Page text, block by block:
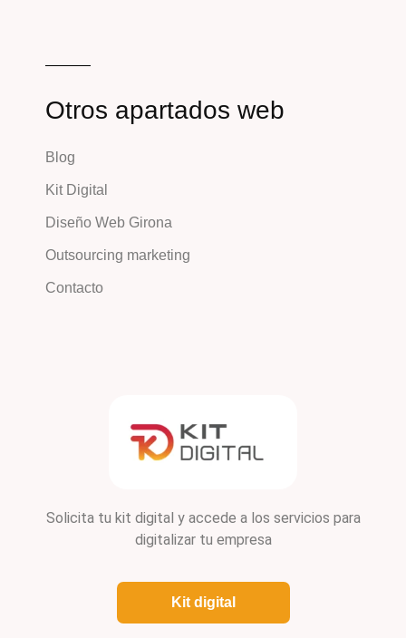
Otros apartados web
Blog
Kit Digital
Diseño Web Girona
Outsourcing marketing
Contacto
Solicita tu kit digital y accede a los servicios para
digitalizar tu empresa
Kit digital